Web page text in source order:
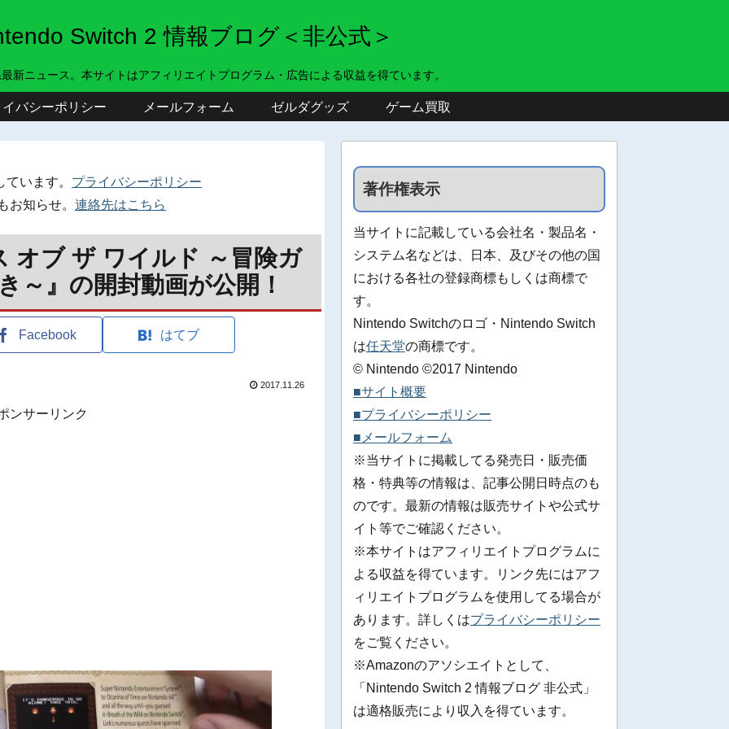
Switch 2 情報ブログ＜非公式＞
新ニュース。本サイトはアフィリエイトプログラム・広告による収益を得ています。
バシーポリシー メールフォーム ゼルダグッズ ゲーム買取
います。 プライバシーポリシー
お知らせ。 連絡先はこちら
オブ ザ ワイルド ～冒険ガ
～』の開封動画が公開！
Facebook はてブ
2017.11.26
ンサーリンク
著作権表示
当サイトに記載している会社名・製品名・
システム名などは、日本、及びその他の国
における各社の登録商標もしくは商標で
す。
Nintendo Switchのロゴ・Nintendo Switch
は任天堂の商標です。
© Nintendo ©2017 Nintendo
■サイト概要
■プライバシーポリシー
■メールフォーム
※当サイトに掲載してる発売日・販売価
格・特典等の情報は、記事公開日時点のも
のです。最新の情報は販売サイトや公式サ
イト等でご確認ください。
※本サイトはアフィリエイトプログラムに
よる収益を得ています。リンク先にはアフ
ィリエイトプログラムを使用してる場合が
あります。詳しくはプライバシーポリシー
をご覧ください。
※Amazonのアソシエイトとして、
「Nintendo Switch 2 情報ブログ 非公式」
は適格販売により収入を得ています。